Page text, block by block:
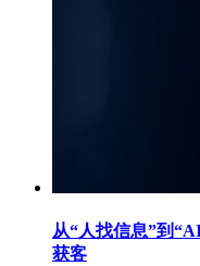
从“人找信息”到
获客